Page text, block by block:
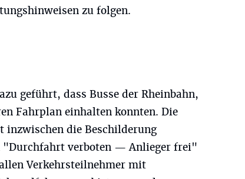
zu folgen.
geführt, dass Busse der Rheinbahn,
Fahrplan einhalten konnten. Die
inzwischen die Beschilderung
"Durchfahrt verboten — Anlieger frei"
Verkehrsteilnehmer mit